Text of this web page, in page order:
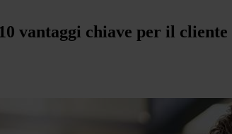
vantaggi chiave per il cliente